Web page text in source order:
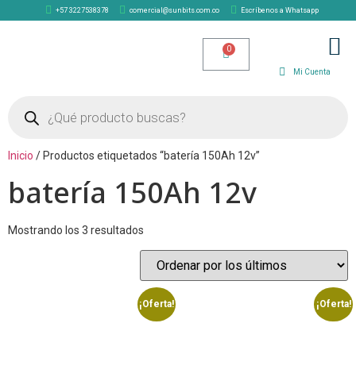
+57 3227538378 comercial@sunbits.com.co Escríbenos a Whatsapp
Mi Cuenta
Inicio / Productos etiquetados “batería 150Ah 12v”
batería 150Ah 12v
Mostrando los 3 resultados
¡Oferta! ¡Oferta!